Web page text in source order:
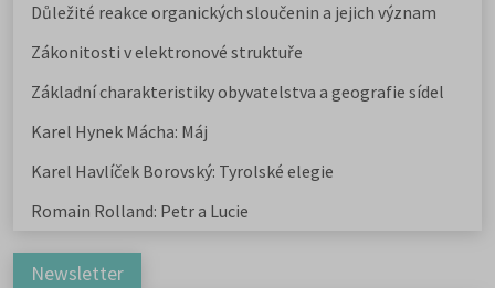
Důležité reakce organických sloučenin a jejich význam
Zákonitosti v elektronové struktuře
Základní charakteristiky obyvatelstva a geografie sídel
Karel Hynek Mácha: Máj
Karel Havlíček Borovský: Tyrolské elegie
Romain Rolland: Petr a Lucie
Newsletter